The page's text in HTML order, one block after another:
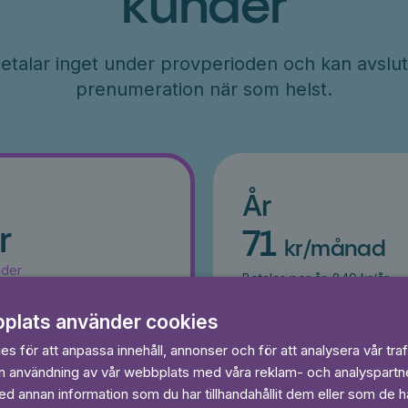
inget under provperioden och kan
prenumeration när som helst.
dagar gratis
År
71 kr/månad
Betalas per år, 849 kr/år
Prova 7
använder cookies
för att anpassa innehåll, annonser och för att analysera vår
användning av vår webbplats med våra reklam- och
annan information som du har tillhandahållit dem eller som de